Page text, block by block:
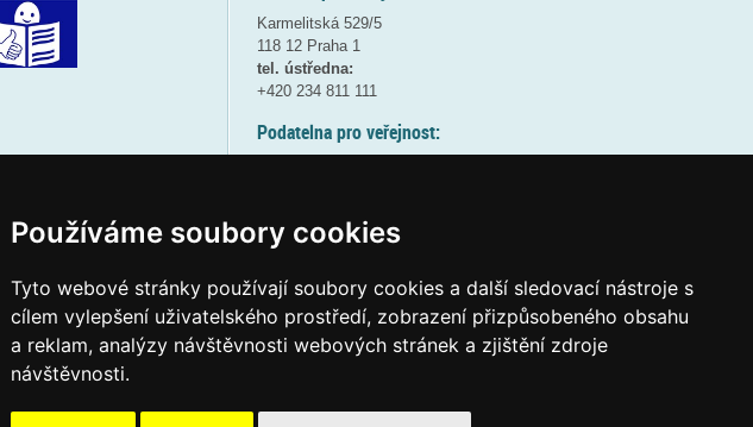
Používáme soubory cookies
Tyto webové stránky používají soubory cookies a další sledovací nástroje s
cílem vylepšení uživatelského prostředí, zobrazení přizpůsobeného obsahu
a reklam, analýzy návštěvnosti webových stránek a zjištění zdroje
návštěvnosti.
Karmelitská 529/5
118 12 Praha 1
tel. ústředna:
+420 234 811 111
Podatelna pro veřejnost:
(více informací
Elektronická podatelna:
posta@msmtgov cz